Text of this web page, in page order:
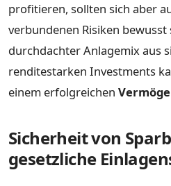
profitieren, sollten sich aber
verbundenen Risiken bewusst
durchdachter Anlagemix aus
renditestarken Investments
einem erfolgreichen
Sicherheit von
gesetzliche